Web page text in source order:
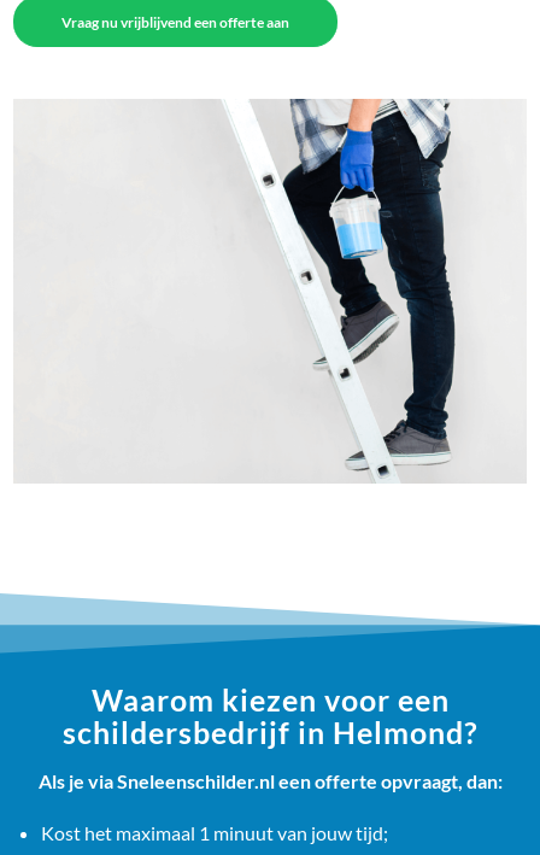
Vraag nu vrijblijvend een offerte aan
Waarom kiezen voor een
schildersbedrijf in Helmond?
Als je via Sneleenschilder.nl een offerte opvraagt, dan:
Kost het maximaal 1 minuut van jouw tijd;